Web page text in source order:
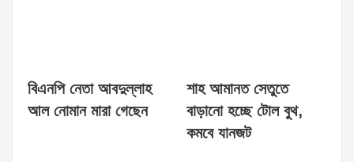
বিএনপি নেতা আবদুল্লাহ
আল নোমান মারা গেছেন
শাহ আমানত সেতুতে
বাড়ানো হচ্ছে টোল বুথ,
কমবে যানজট